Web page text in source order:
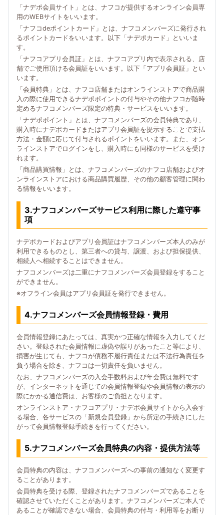
「ナデポ会員サイト」とは、ナフコが提供するオンライン会員専
用のWEBサイトをいいます。
「ナフコdeポイントカード」とは、ナフコメンバーズに発行され
るポイントカードをいいます。以下「ナデポカード」といいま
す。
「ナフコアプリ会員証」とは、ナフコアプリ内で表示される、店
舗でご使用頂ける会員証をいいます。以下「アプリ会員証」とい
います。
「会員特典」とは、ナフコ店舗またはオンラインストアで商品購
入の際に使用できるナデポポイントの付与やその他ナフコが随時
定めるナフコメンバーズ限定の特典・サービスをいいます。
「ナデポポイント」とは、ナフコメンバーズの会員特典であり、
購入時にナデポカードまたはアプリ会員証を提示することで支払
方法・金額に応じて付与されるポイントをいいます。また、オン
ラインストアでログインをし、購入時にも同様のサービスを受け
れます。
「商品購買情報」とは、ナフコメンバーズのナフコ店舗およびオ
ンラインストアにおける商品購買履歴、その他の顧客管理に関わ
る情報をいいます。
3.ナフコメンバーズサービス利用に際した遵守事
項
ナデポカードおよびアプリ会員証はナフコメンバーズ本人のみが
利用できるものとし、第三者への貸与、譲渡、および担保提供、
相続人へ相続することはできません。
ナフコメンバーズは二重にナフコメンバーズ会員登録をすること
ができません。
※オフライン会員はアプリ会員証を発行できません。
4.ナフコメンバーズ会員情報登録・費用
会員情報登録にあたっては、真実かつ正確な情報を入力してくだ
さい。登録された会員情報に虚偽や誤りがあったこと等により、
損害が生じても、ナフコが債務不履行責任または不法行為責任を
負う場合を除き、ナフコは一切責任を負いません。
なお、ナフコメンバーズの入会手数料および年会費は無料です
が、インターネットを通じての会員情報登録や会員情報の表示の
際にかかる通信費は、お客様のご負担となります。
オンラインストア・ナフコアプリ・ナデポ会員サイトから入会す
る場合、各サービスの「新規会員登録」から所定の手続きにした
がって会員情報登録手続きを行ってください。
5.ナフコメンバーズ会員特典の内容・提供方法等
会員特典の内容は、ナフコメンバーズへの事前の通知なく変更す
ることがあります。
会員特典を受ける際、登録されたナフコメンバーズであることを
確認させていただくことがあります。ナフコメンバーズご本人で
あることが確認できない場合、会員特典の付与・利用等をお断り